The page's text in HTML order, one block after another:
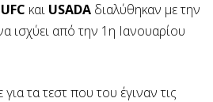
UFC και USADA διαλύθηκαν με την
ισχύει από την 1η Ιανουαρίου
τα τεστ που του έγιναν τις